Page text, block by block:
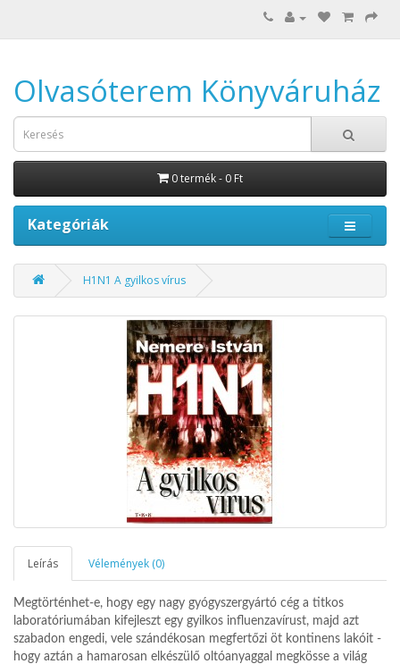
Olvasóterem Könyváruház
0 termék - 0 Ft
Kategóriák
H1N1 A gyilkos vírus
Leírás Vélemények (0)
Megtörténhet-e, hogy egy nagy gyógyszergyártó cég a titkos
laboratóriumában kifejleszt egy gyilkos influenzavírust, majd azt
szabadon engedi, vele szándékosan megfertőzi öt kontinens lakóit -
hogy aztán a hamarosan elkészülő oltóanyaggal megkösse a világ